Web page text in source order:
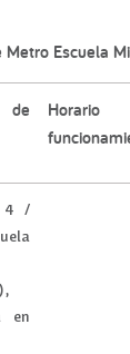
Metro Escuela
de
4 /
en